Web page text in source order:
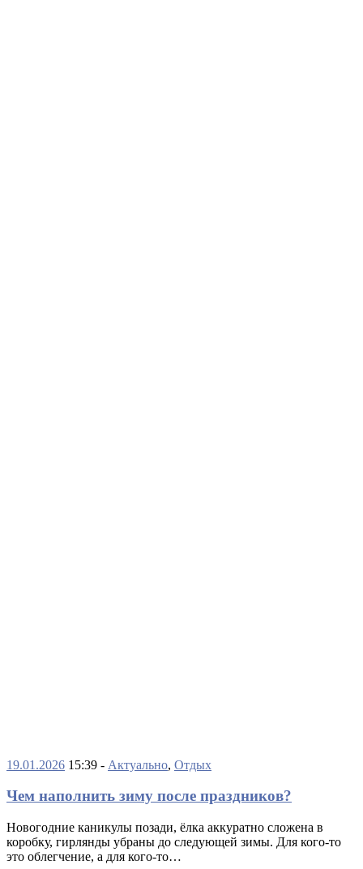
19.01.2026 15:39 - Актуально, Отдых
Чем наполнить зиму после праздников?
Новогодние каникулы позади, ёлка аккуратно сложена в
коробку, гирлянды убраны до следующей зимы. Для кого-то
это облегчение, а для кого-то…